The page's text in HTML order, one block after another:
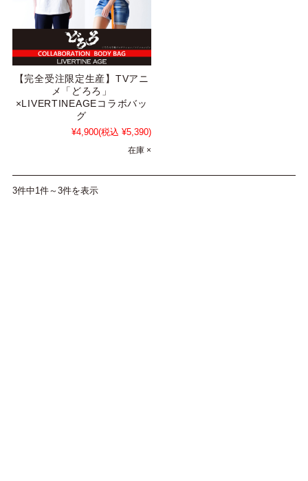
【完全受注限定生産】TVアニ
メ「どろろ」
×LIVERTINEAGEコラボバッ
グ
¥4,900(税込 ¥5,390)
在庫 ×
3件中1件～3件を表示